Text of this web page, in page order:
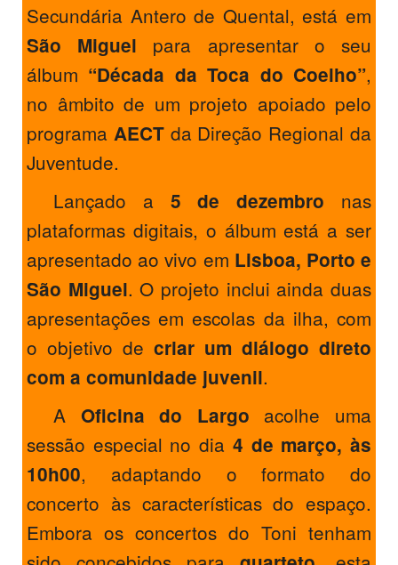
Secundária Antero de Quental, está em
São Miguel para apresentar o seu
álbum “Década da Toca do Coelho”,
no âmbito de um projeto apoiado pelo
programa AECTda Direção Regional da
Juventude.
Lançado a 5 de dezembro nas
plataformas digitais, o álbum está a ser
apresentado ao vivo em Lisboa, Porto e
São Miguel. O projeto inclui ainda duas
apresentações em escolas da ilha, com
o objetivo de criar um diálogo direto
com a comunidade juvenil.
A Oficina do Largo acolhe uma
sessão especial no dia 4 de março, às
10h00, adaptando o formato do
concerto às características do espaço.
Embora os concertos do Toni tenham